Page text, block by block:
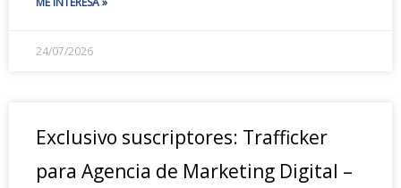
24/07/2026
Exclusivo suscriptores: Trafficker
para Agencia de Marketing Digital –